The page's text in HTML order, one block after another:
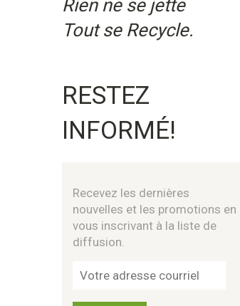
Rien ne se jette
Tout se Recycle.
RESTEZ
INFORMÉ!
Recevez les dernières
nouvelles et les promotions en
vous inscrivant à la liste de
diffusion.